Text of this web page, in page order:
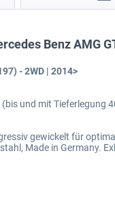
Benz AMG
- 2WD | 2014>
und mit Tieferlegung
gewickelt für
Made in Germany.